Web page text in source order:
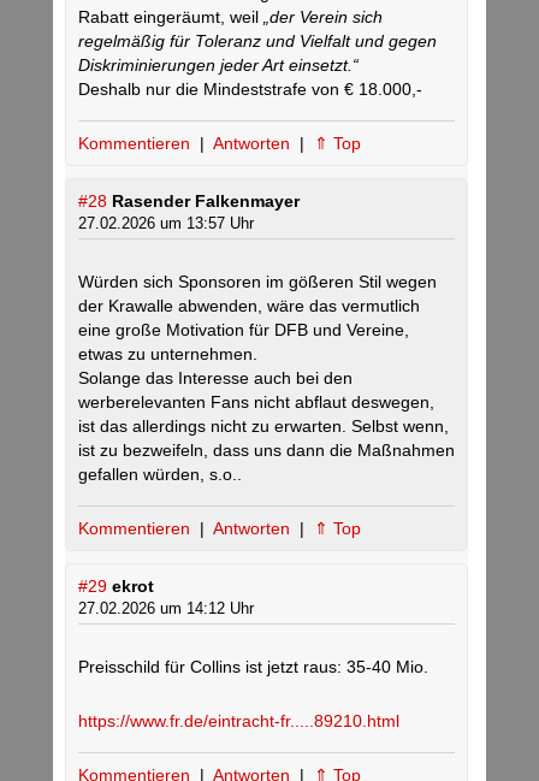
Rabatt eingeräumt, weil „der Verein sich
regelmäßig für Toleranz und Vielfalt und gegen
Diskriminierungen jeder Art einsetzt.“
Deshalb nur die Mindeststrafe von € 18.000,-
Kommentieren | Antworten | ⇑ Top
#28 Rasender Falkenmayer
27.02.2026 um 13:57 Uhr
Würden sich Sponsoren im gößeren Stil wegen
der Krawalle abwenden, wäre das vermutlich
eine große Motivation für DFB und Vereine,
etwas zu unternehmen.
Solange das Interesse auch bei den
werberelevanten Fans nicht abflaut deswegen,
ist das allerdings nicht zu erwarten. Selbst wenn,
ist zu bezweifeln, dass uns dann die Maßnahmen
gefallen würden, s.o..
Kommentieren | Antworten | ⇑ Top
#29 ekrot
27.02.2026 um 14:12 Uhr
Preisschild für Collins ist jetzt raus: 35-40 Mio.
https://www.fr.de/eintracht-fr.....89210.html
Kommentieren | Antworten | ⇑ Top